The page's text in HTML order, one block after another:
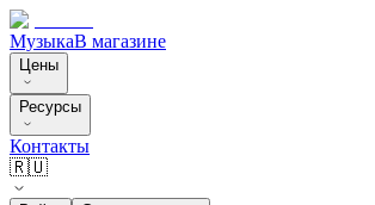
МузыкаВ магазине
Цены
Ресурсы
Контакты
🇷🇺